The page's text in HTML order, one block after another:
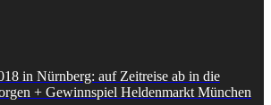
in Nürnberg: auf Zeitreise ab in die
+ Gewinnspiel Heldenmarkt München